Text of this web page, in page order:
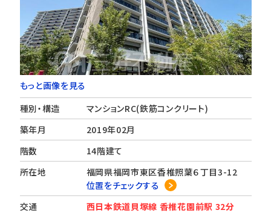
もっと画像を見る
種別・構造
マンションRC(鉄筋コンクリート)
築年月
2019年02月
階数
14階建て
所在地
福岡県福岡市東区香椎照葉６丁目3-12
位置をチェックする
交通
西日本鉄道貝塚線 香椎花園前駅 32分